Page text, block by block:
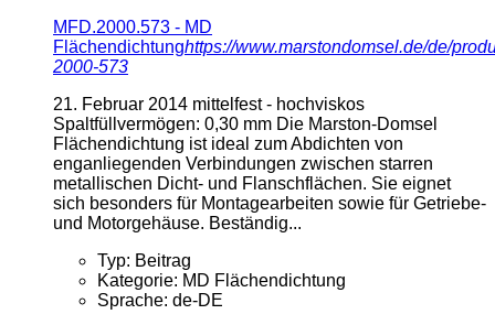
MFD.2000.573 - MD
Flächendichtunghttps://www.marstondomsel.de/de/
2000-573
21. Februar 2014 mittelfest - hochviskos
Spaltfüllvermögen: 0,30 mm Die Marston-Domsel
Flächendichtung ist ideal zum Abdichten von
enganliegenden Verbindungen zwischen starren
metallischen Dicht- und Flanschflächen. Sie eignet
sich besonders für Montagearbeiten sowie für Getriebe-
und Motorgehäuse. Beständig...
Typ: Beitrag
Kategorie: MD Flächendichtung
Sprache: de-DE